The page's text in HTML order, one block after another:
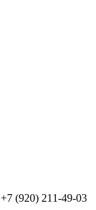
+7 (920) 211-49-03